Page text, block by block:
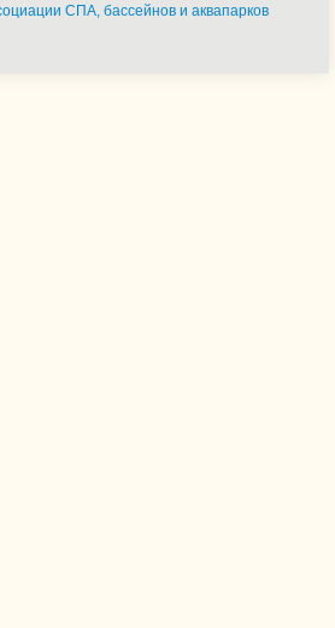
СПА, бассейнов и аквапарков